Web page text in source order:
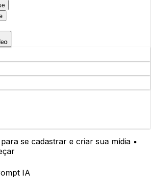
se cadastrar e criar sua mídia •
IA